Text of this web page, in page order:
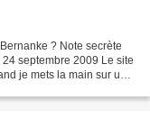
? Note secrète
septembre 2009 Le site
je mets la main sur une